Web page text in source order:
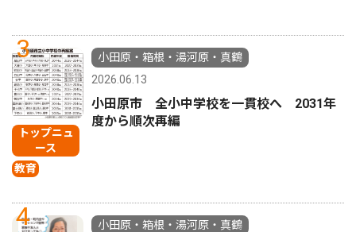
3
トップニュ
ース
教育
小田原・箱根・湯河原・真鶴
2026.06.13
小田原市 全小中学校を一貫校へ 2031年
度から順次再編
4
小田原・箱根・湯河原・真鶴